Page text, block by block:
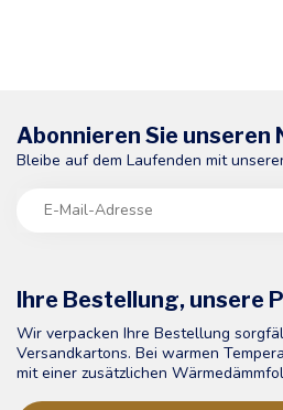
Ihre Bestellung, unsere
Wir verpacken Ihre Bestellung
Versandkartons. Bei warmen
mit einer zusätzlichen
Abonnieren Sie unseren
Bleibe auf dem Laufenden mit